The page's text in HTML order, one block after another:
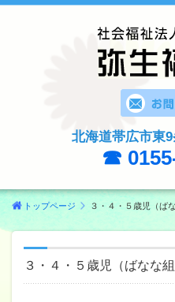
北海道帯広市東
☎
トップページ ３・４・５歳児（ば
３・４・５歳児（ばなな